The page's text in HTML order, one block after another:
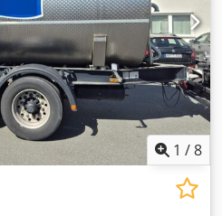
1 /8